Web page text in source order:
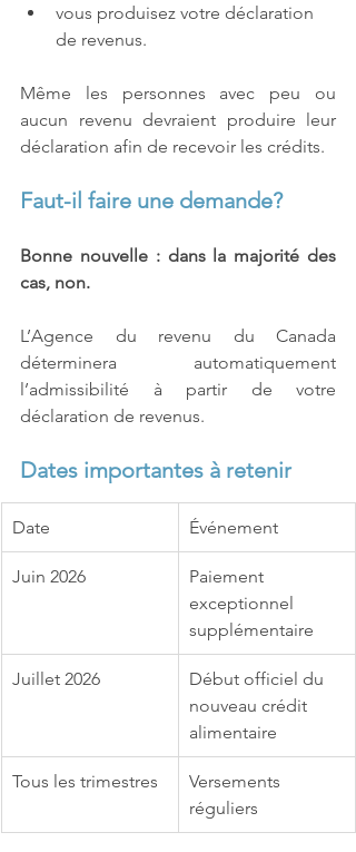
vous produisez votre déclaration
de revenus.
Même les personnes avec peu ou
aucun revenu devraient produire leur
déclaration afin de recevoir les crédits.
Faut-il faire une demande?
Bonne nouvelle : dans la majorité des
cas, non.
L’Agence du revenu du Canada
déterminera automatiquement
l’admissibilité à partir de votre
déclaration de revenus.
Dates importantes à retenir
Date Événement
Juin 2026
Paiement
exceptionnel
supplémentaire
Juillet 2026
Début officiel du
nouveau crédit
alimentaire
Tous les trimestres
Versements
réguliers